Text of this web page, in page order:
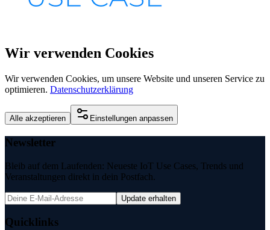
Wir verwenden Cookies
Wir verwenden Cookies, um unsere Website und unseren Service zu
optimieren. Datenschutzerklärung
Alle akzeptieren Einstellungen anpassen
Newsletter
Bleib auf dem Laufenden: Neueste IoT Use Cases, Trends und
Veranstaltungen direkt in dein Postfach.
Update erhalten
Quicklinks